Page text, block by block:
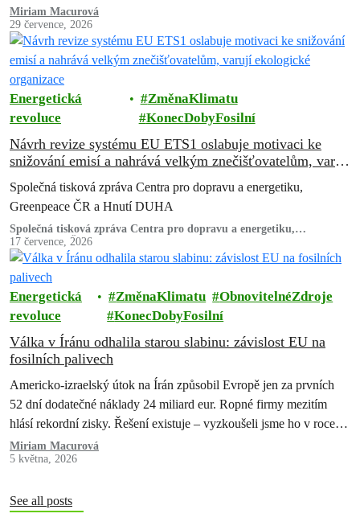
zachovat a posílit systém…
Miriam Macurová
29 července, 2026
Energetická
revoluce
ZměnaKlimatu
KonecDobyFosilní
Návrh revize systému EU ETS1 oslabuje motivaci ke
snižování emisí a nahrává velkým znečišťovatelům, varují
ekologické organizace
Společná tisková zpráva Centra pro dopravu a energetiku,
Greenpeace ČR a Hnutí DUHA
Společná tisková zpráva Centra pro dopravu a energetiku,
Greenpeace ČR a Hnutí DUHA
17 července, 2026
Energetická
revoluce
ZměnaKlimatu
ObnovitelnéZdroje
KonecDobyFosilní
Válka v Íránu odhalila starou slabinu: závislost EU na
fosilních palivech
Americko-izraelský útok na Írán způsobil Evropě jen za prvních
52 dní dodatečné náklady 24 miliard eur. Ropné firmy mezitím
hlásí rekordní zisky. Řešení existuje – vyzkoušeli jsme ho v roce
2022 a pokazili. Teď máme druhou…
Miriam Macurová
5 května, 2026
See all posts